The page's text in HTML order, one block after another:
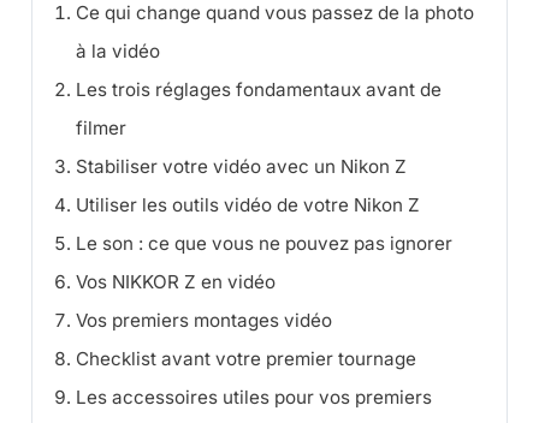
Ce qui change quand vous passez de la photo
à la vidéo
Les trois réglages fondamentaux avant de
filmer
Stabiliser votre vidéo avec un Nikon Z
Utiliser les outils vidéo de votre Nikon Z
Le son : ce que vous ne pouvez pas ignorer
Vos NIKKOR Z en vidéo
Vos premiers montages vidéo
Checklist avant votre premier tournage
Les accessoires utiles pour vos premiers